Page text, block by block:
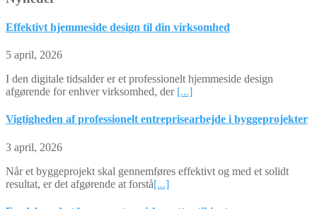
Effektivt hjemmeside design til din virksomhed
5 april, 2026
I den digitale tidsalder er et professionelt hjemmeside design
afgørende for enhver virksomhed, der [...]
Vigtigheden af professionelt entreprisearbejde i byggeprojekter
3 april, 2026
Når et byggeprojekt skal gennemføres effektivt og med et solidt
resultat, er det afgørende at forstå[...]